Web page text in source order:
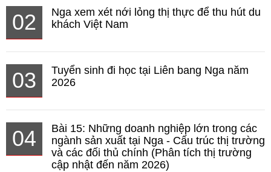
02
Nga xem xét nới lỏng thị thực để thu hút du
khách Việt Nam
03
Tuyển sinh đi học tại Liên bang Nga năm
2026
04
Bài 15: Những doanh nghiệp lớn trong các
ngành sản xuất tại Nga - Cấu trúc thị trường
và các đối thủ chính (Phân tích thị trường
cập nhật đến năm 2026)